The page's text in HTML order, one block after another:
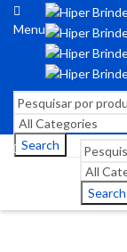
Menu
Search
Search